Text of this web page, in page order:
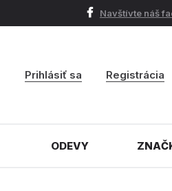
Navštívte náš
Prihlásiť sa Registrácia
ODEVY